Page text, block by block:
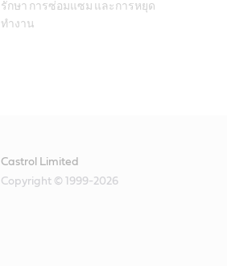
รักษา การซ่อมแซม และการหยุด
ทำงาน
Castrol Limited
Copyright © 1999-2026